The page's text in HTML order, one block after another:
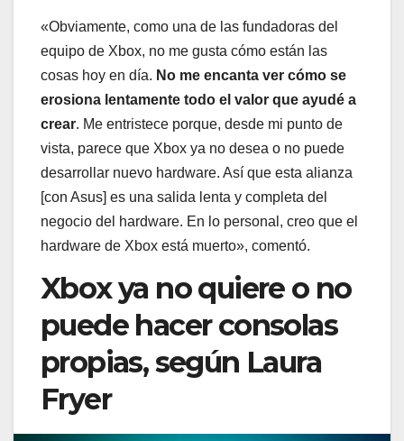
«Obviamente, como una de las fundadoras del
equipo de Xbox, no me gusta cómo están las
cosas hoy en día. No me encanta ver cómo se
erosiona lentamente todo el valor que ayudé a
crear. Me entristece porque, desde mi punto de
vista, parece que Xbox ya no desea o no puede
desarrollar nuevo hardware. Así que esta alianza
[con Asus] es una salida lenta y completa del
negocio del hardware. En lo personal, creo que el
hardware de Xbox está muerto», comentó.
Xbox ya no quiere o no
puede hacer consolas
propias, según Laura
Fryer